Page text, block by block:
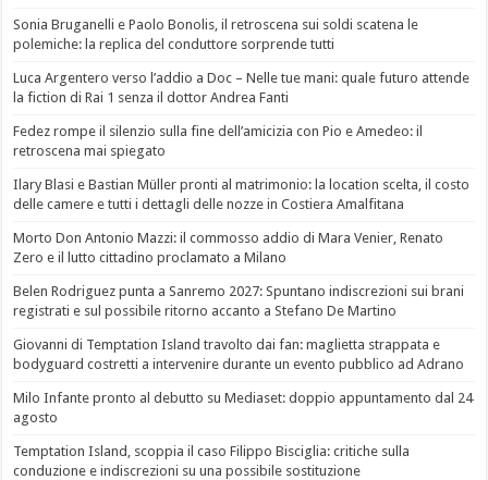
Sonia Bruganelli e Paolo Bonolis, il retroscena sui soldi scatena le
polemiche: la replica del conduttore sorprende tutti
Luca Argentero verso l’addio a Doc – Nelle tue mani: quale futuro attende
la fiction di Rai 1 senza il dottor Andrea Fanti
Fedez rompe il silenzio sulla fine dell’amicizia con Pio e Amedeo: il
retroscena mai spiegato
Ilary Blasi e Bastian Müller pronti al matrimonio: la location scelta, il costo
delle camere e tutti i dettagli delle nozze in Costiera Amalfitana
Morto Don Antonio Mazzi: il commosso addio di Mara Venier, Renato
Zero e il lutto cittadino proclamato a Milano
Belen Rodriguez punta a Sanremo 2027: Spuntano indiscrezioni sui brani
registrati e sul possibile ritorno accanto a Stefano De Martino
Giovanni di Temptation Island travolto dai fan: maglietta strappata e
bodyguard costretti a intervenire durante un evento pubblico ad Adrano
Milo Infante pronto al debutto su Mediaset: doppio appuntamento dal 24
agosto
Temptation Island, scoppia il caso Filippo Bisciglia: critiche sulla
conduzione e indiscrezioni su una possibile sostituzione